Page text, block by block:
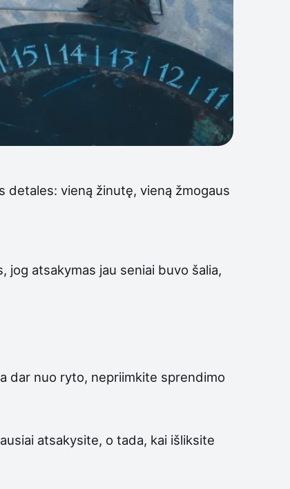
detales: vieną žinutę, vieną žmogaus
jog atsakymas jau seniai buvo šalia,
dar nuo ryto, nepriimkite sprendimo
atsakysite, o tada, kai išliksite